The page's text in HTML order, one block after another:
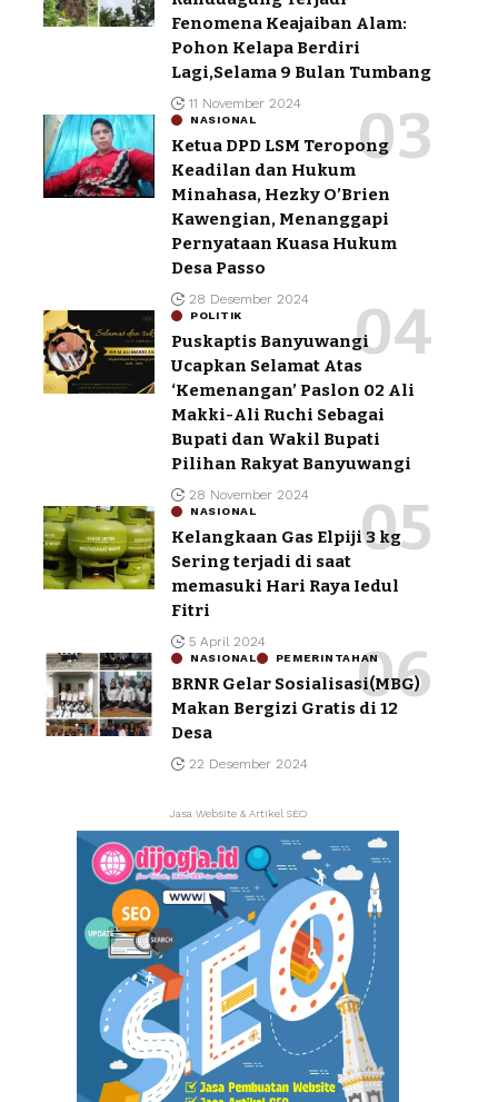
Fenomena Keajaiban Alam:
Pohon Kelapa Berdiri
Lagi,Selama 9 Bulan Tumbang
11 November 2024
NASIONAL
Ketua DPD LSM Teropong
Keadilan dan Hukum
Minahasa, Hezky O’Brien
Kawengian, Menanggapi
Pernyataan Kuasa Hukum
Desa Passo
28 Desember 2024
POLITIK
Puskaptis Banyuwangi
Ucapkan Selamat Atas
‘Kemenangan’ Paslon 02 Ali
Makki-Ali Ruchi Sebagai
Bupati dan Wakil Bupati
Pilihan Rakyat Banyuwangi
28 November 2024
NASIONAL
Kelangkaan Gas Elpiji 3 kg
Sering terjadi di saat
memasuki Hari Raya Iedul
Fitri
5 April 2024
NASIONAL PEMERINTAHAN
BRNR Gelar Sosialisasi(MBG)
Makan Bergizi Gratis di 12
Desa
22 Desember 2024
Jasa Website & Artikel SEO